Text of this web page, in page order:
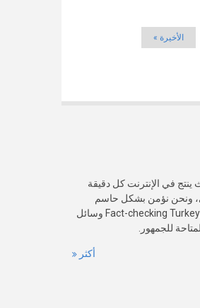
الأخيرة »
ينتج في الإنترنت كل دقيقة
ونحن نؤمن بشكل حاسم
بأهمية التحقق من صدقية هذه الأخبار والادعاءات، ولتحقيق ذلك تتابعFact-checking Turkey وسائل
للجمهور.
أكثر